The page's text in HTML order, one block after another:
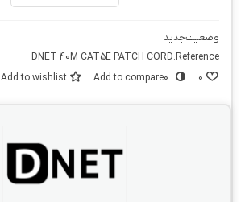
وضعیتجدید
Reference:
DNET 40M CAT5E PATCH CORD
0
Add to compare0
Add to wishlist